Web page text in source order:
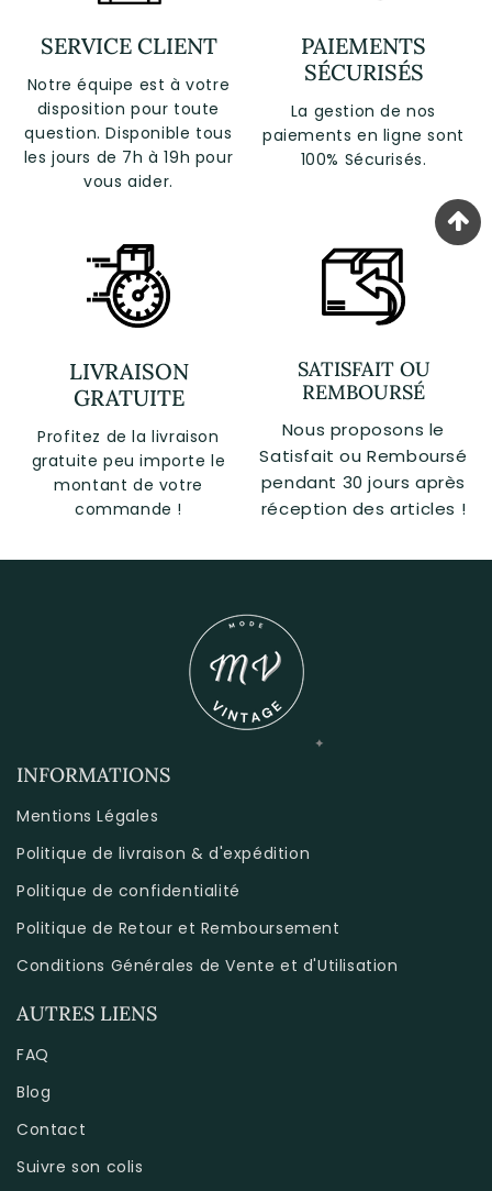
SERVICE CLIENT
Notre équipe est à votre
disposition pour toute
question. Disponible tous
les jours de 7h à 19h pour
vous aider.
PAIEMENTS
SÉCURISÉS
La gestion de nos
paiements en ligne sont
100% Sécurisés.
LIVRAISON
GRATUITE
Profitez de la livraison
gratuite peu importe le
montant de votre
commande !
SATISFAIT OU
REMBOURSÉ
Nous proposons le
Satisfait ou Remboursé
pendant 30 jours après
réception des articles !
INFORMATIONS
Mentions Légales
Politique de livraison & d'expédition
Politique de confidentialité
Politique de Retour et Remboursement
Conditions Générales de Vente et d'Utilisation
AUTRES LIENS
FAQ
Blog
Contact
Suivre son colis